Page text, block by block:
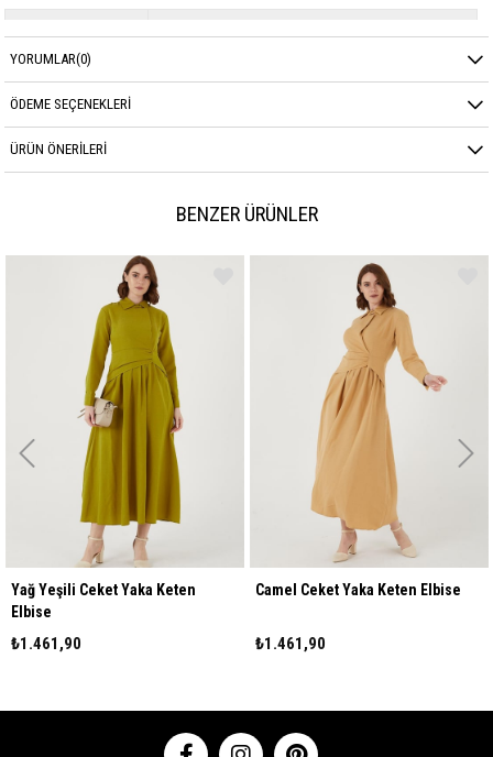
Sezon
Kumaş Cinsi
YORUMLAR(0)
ÖDEME SEÇENEKLERI
ÜRÜN ÖNERILERI
BENZER ÜRÜNLER
Keten Camel Ceket Yaka Keten Elbise Bej Ceket Yaka